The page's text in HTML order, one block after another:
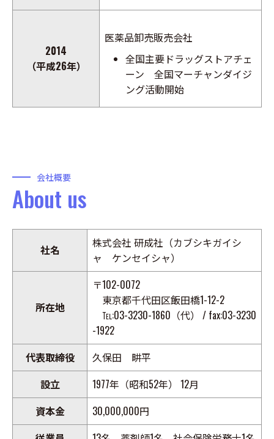
2014
（平成26年）
医薬品卸売販売会社
全国主要ドラッグストアチェ
ーン 全国マーチャンダイジ
ング活動開始
About us
会社概要
社名
株式会社 研成社（カブシキガイシ
ャ ケンセイシャ）
所在地
〒102-0072
東京都千代田区飯田橋1-12-2
℡:03-3230-1860（代） / fax:03-3230
-1922
代表取締役
久保田 畊平
設立
1977年（昭和52年） 12月
資本金
30,000,000円